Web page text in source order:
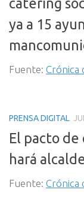
ya a 15
Fuente: Crónica
PRENSA DIGITAL
El pacto de
hará
Fuente: Crónica